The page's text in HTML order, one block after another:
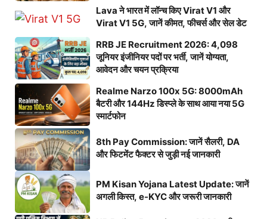
Lava ने भारत में लॉन्च किए Virat V1 और
Virat V1 5G, जानें कीमत, फीचर्स और सेल डेट
RRB JE Recruitment 2026: 4,098
जूनियर इंजीनियर पदों पर भर्ती, जानें योग्यता,
आवेदन और चयन प्रक्रिया
Realme Narzo 100x 5G: 8000mAh
बैटरी और 144Hz डिस्प्ले के साथ आया नया 5G
स्मार्टफोन
8th Pay Commission: जानें सैलरी, DA
और फिटमेंट फैक्टर से जुड़ी नई जानकारी
PM Kisan Yojana Latest Update: जानें
अगली किस्त, e-KYC और जरूरी जानकारी